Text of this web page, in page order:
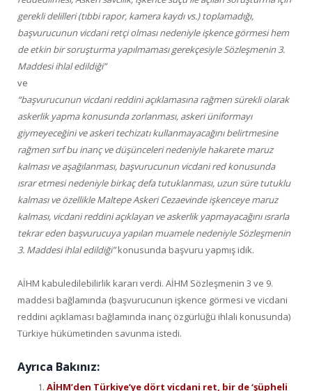
gerekli delilleri (tıbbi rapor, kamera kaydı vs.) toplamadığı,
başvurucunun vicdani retçi olması nedeniyle işkence görmesi hem
de etkin bir soruşturma yapılmaması gerekçesiyle Sözleşmenin 3.
Maddesi ihlal edildiği”
ve
“başvurucunun vicdani reddini açıklamasına rağmen sürekli olarak
askerlik yapma konusunda zorlanması, askeri üniformayı
giymeyeceğini ve askeri techizatı kullanmayacağını belirtmesine
rağmen sırf bu inanç ve düşünceleri nedeniyle hakarete maruz
kalması ve aşağılanması, başvurucunun vicdani red konusunda
ısrar etmesi nedeniyle birkaç defa tutuklanması, uzun süre tutuklu
kalması ve özellikle Maltepe Askeri Cezaevinde işkenceye maruz
kalması, vicdani reddini açıklayan ve askerlik yapmayacağını ısrarla
tekrar eden başvurucuya yapılan muamele nedeniyle Sözleşmenin
3. Maddesi ihlal edildiği”konusunda başvuru yapmış idik.
AİHM kabuledilebilirlik kararı verdi. AİHM Sözleşmenin 3 ve 9.
maddesi bağlamında (başvurucunun işkence görmesi ve vicdani
reddini açıklaması bağlamında inanç özgürlüğü ihlali konusunda)
Türkiye hükümetinden savunma istedi.
Ayrıca Bakınız:
AİHM’den Türkiye’ye dört vicdani ret, bir de ‘şüpheli